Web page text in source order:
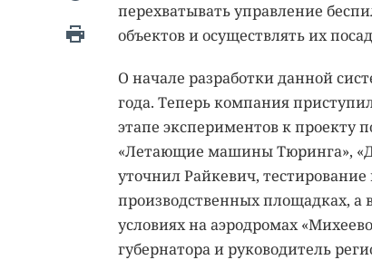
перехватывать управление
объектов и осуществлять их
О начале разработки данной
года. Теперь компания
этапе экспериментов к проекту
«Летающие машины Тюринга»,
уточнил Райкевич,
производственных площадках, а
условиях на аэродромах
губернатора и руководитель